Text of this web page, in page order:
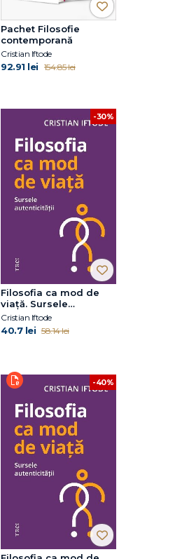
Pachet Filosofie
contemporană
Cristian Iftode
92.91 lei 154.85 lei
-30%
Filosofia ca mod de
viață. Sursele
autenticității
Cristian Iftode
40.7 lei 58.14 lei
-40%